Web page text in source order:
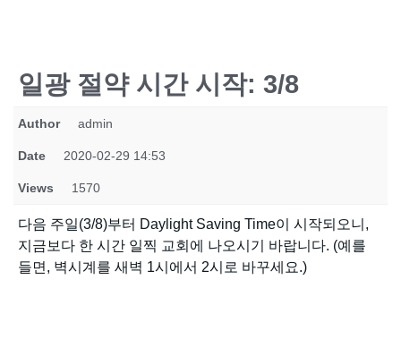
일광 절약 시간 시작: 3/8
Author admin
Date 2020-02-29 14:53
Views 1570
다음 주일(3/8)부터 Daylight Saving Time이 시작되오니,
지금보다 한 시간 일찍 교회에 나오시기 바랍니다. (예를
들면, 벽시계를 새벽 1시에서 2시로 바꾸세요.)